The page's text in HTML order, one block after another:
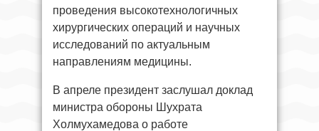
проведения высокотехнологичных
хирургических операций и научных
исследований по актуальным
направлениям медицины.
В апреле президент заслушал доклад
министра обороны Шухрата
Холмухамедова о работе